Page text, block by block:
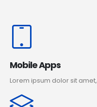
Mobile Apps
Lorem ipsum dolor sit